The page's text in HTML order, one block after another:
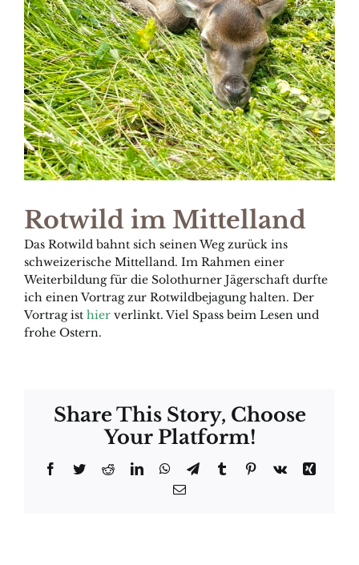
Rotwild im Mittelland
Das Rotwild bahnt sich seinen Weg zurück ins
schweizerische Mittelland. Im Rahmen einer
Weiterbildung für die Solothurner Jägerschaft durfte
ich einen Vortrag zur Rotwildbejagung halten. Der
Vortrag ist hier verlinkt. Viel Spass beim Lesen und
frohe Ostern.
Share This Story, Choose
Your Platform!
Facebook
TwitterRedditLinkedInWhatsApp
TelegramTumblrPinterest
Vk
Xing
Email